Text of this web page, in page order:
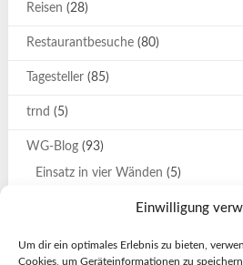
Einwilligung
Um dir ein optimales Erlebnis zu bieten,
Cookies, um Geräteinformationen zu
Reisen (28)
Restaurantbesuche(80)
Tagesteller(85)
trnd (5)
WG-Blog(93)
Einsatz in vier Wänden (5)
Katrin und Svenja auf großer Tour(7)